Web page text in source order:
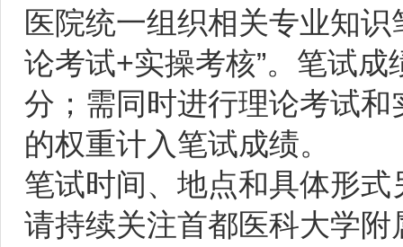
医院统一组织相关专业知识
论考试+实操考核”。笔试
分；需同时进行理论考试
的权重计入笔试成绩。
笔试时间、地点和具体形
请持续关注首都医科大学